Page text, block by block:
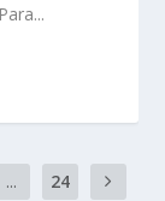
... 24